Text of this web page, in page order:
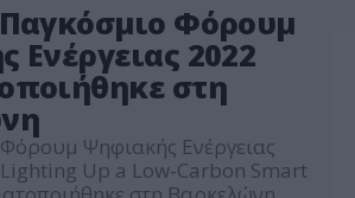
Φόρουμ
Ενέργειας 2022
στη
Ψηφιακής Ενέργειας
Up a Low-Carbon Smart